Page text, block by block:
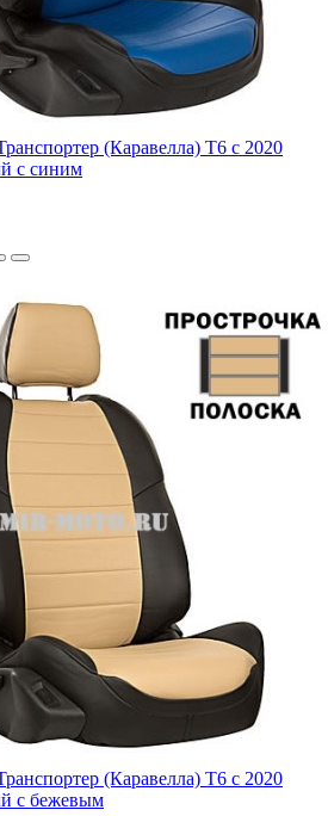
(Каравелла) Т6 с 2020
с синим
(Каравелла) Т6 с 2020
с бежевым